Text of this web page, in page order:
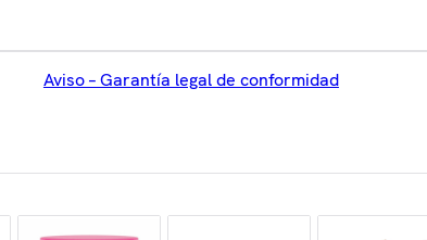
Aviso – Garantía legal de conformidad